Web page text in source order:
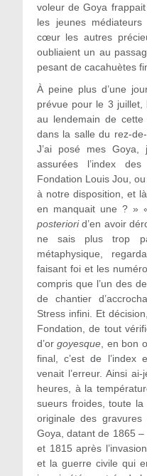
voleur de Goya
les jeunes
cœur les autres
oubliaient un au
pesant de cacahuètes
À peine plus d’une
prévue pour le 3 juillet,
au lendemain de
dans la salle du rez-de-
J’ai posé mes Goya,
assurées l’index
Fondation Louis Jou,
à notre disposition, et
en manquait une ? »
posteriorid’en avoir
ne sais plus trop
métaphysique,
faisant foi et les
compris que l’un des
de chantier
Stress infini. Et
Fondation, de tout
d’orgoyesque , en bon
final, c’est de l’index
venait l’erreur. Ainsi
heures, à la
sueurs froides, toute
originale des gravures
Goya, datant de 1865
et 1815 après
et la guerre civile qui